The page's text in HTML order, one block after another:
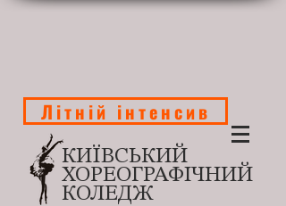
КИЇВСЬКИЙ
ХОРЕОГРАФІЧНИЙ
КОЛЕДЖ
Літній інтенсив